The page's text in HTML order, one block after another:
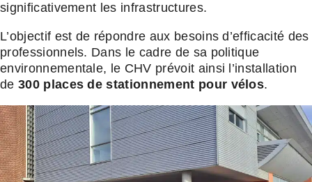
significativement les infrastructures.
L’objectif est de répondre aux besoins d’efficacité des
professionnels. Dans le cadre de sa politique
environnementale, le CHV prévoit ainsi l’installation
de 300 places de stationnement pour vélos.